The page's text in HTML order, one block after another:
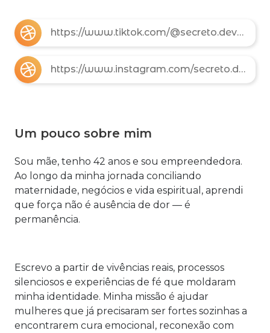
https://www.tiktok.com/@secreto.devociona?is_from_webapp=1&sender_device=pc
https://www.instagram.com/secreto.devocional?igsh=MWJjam9uMW1wZHFubw%3D%3D&utm_source=qr
Um pouco sobre mim
Sou mãe, tenho 42 anos e sou empreendedora.
Ao longo da minha jornada conciliando
maternidade, negócios e vida espiritual, aprendi
que força não é ausência de dor — é
permanência.
Escrevo a partir de vivências reais, processos
silenciosos e experiências de fé que moldaram
minha identidade. Minha missão é ajudar
mulheres que já precisaram ser fortes sozinhas a
encontrarem cura emocional, reconexão com